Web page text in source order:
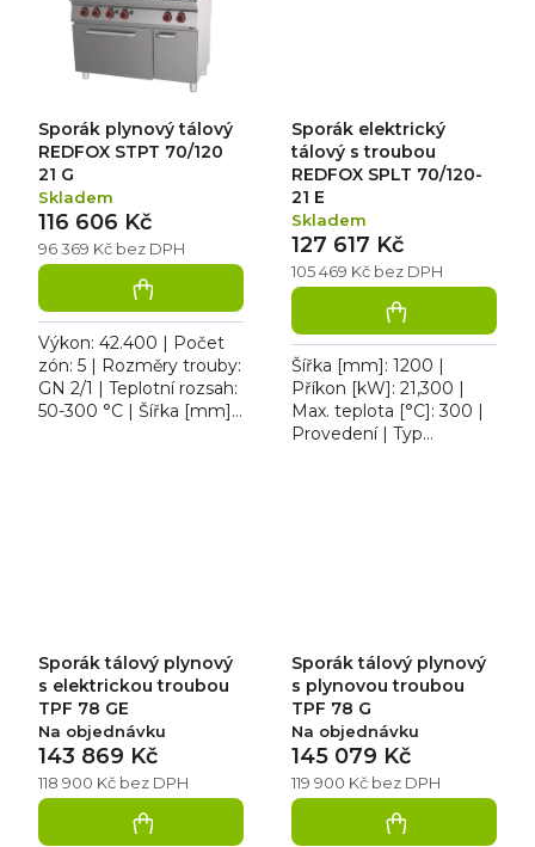
Sporák plynový tálový
REDFOX STPT 70/120
21 G
Skladem
96 369 Kč bez DPH
116 606 Kč
Výkon: 42.400 | Počet
zón: 5 | Rozměry trouby:
GN 2/1 | Teplotní rozsah:
50-300 °C | Šířka [mm]:
Sporák elektrický
tálový s troubou
REDFOX SPLT 70/120-
21 E
Skladem
105 469 Kč bez DPH
127 617 Kč
Šířka [mm]: 1200 |
Příkon [kW]: 21,300 |
Max. teplota [°C]: 300 |
Provedení | Typ
Sporák tálový plynový
s elektrickou troubou
TPF 78 GE
Na objednávku
118 900 Kč bez DPH
143 869 Kč
Sporák tálový plynový
s plynovou troubou
TPF 78 G
Na objednávku
119 900 Kč bez DPH
145 079 Kč